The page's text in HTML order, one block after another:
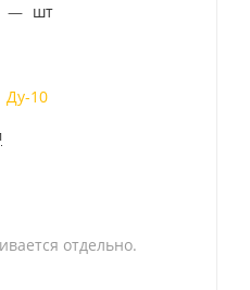
— шт
Ду-10
отдельно.